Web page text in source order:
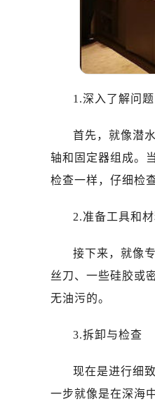
哈
大
佛山
东莞
无
苏州
武汉
泉
烟台
长春
石
海口
唐山
1.深入了解问题
首先，就像潜
轴和固定器组成。
检查一样，仔细检
2.准备工具和
接下来，就像
丝刀、一些硅胶或
无油污的。
3.拆卸与检查
现在是进行细
一步就像是在深海